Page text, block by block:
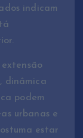
indicam
dinâmica
podem
urbanas e
estar